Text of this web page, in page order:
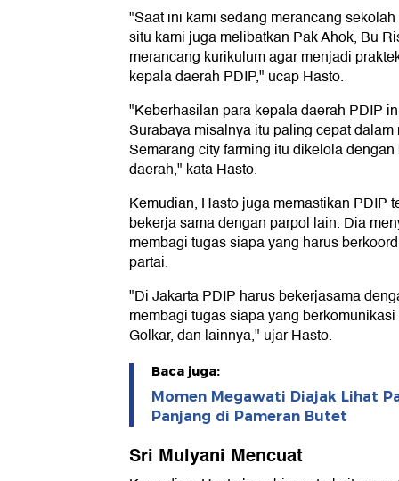
"Saat ini kami sedang merancang
situ kami juga melibatkan Pak Ahok, Bu
merancang kurikulum agar menjadi
kepala daerah PDIP," ucap Hasto.
"Keberhasilan para kepala daerah PDIP
Surabaya misalnya itu paling cepat
Semarang city farming itu dikelola
daerah," kata Hasto.
Kemudian, Hasto juga memastikan PDIP
bekerja sama dengan parpol lain. Dia
membagi tugas siapa yang harus
partai.
"Di Jakarta PDIP harus bekerjasama
membagi tugas siapa yang
Golkar, dan lainnya," ujar Hasto.
Baca juga:
Momen Megawati Diajak Lihat
Panjang di Pameran Butet
Sri Mulyani Mencuat